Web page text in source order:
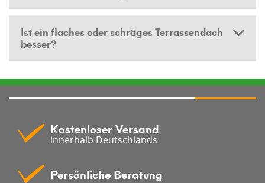
Ist ein flaches oder schräges Terrassendach
besser?
Kostenloser Versand
innerhalb Deutschlands
Persönliche Beratung